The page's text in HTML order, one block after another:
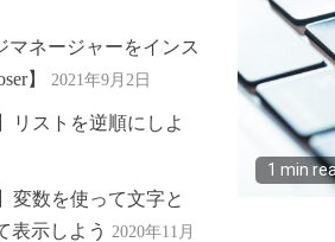
1 min
マネージャーをインス
】
2021年9月2日
リストを逆順にしよ
変数を使って文字と
表示しよう 2020年11月